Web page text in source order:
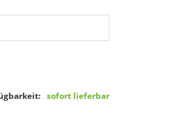
sofort lieferbar